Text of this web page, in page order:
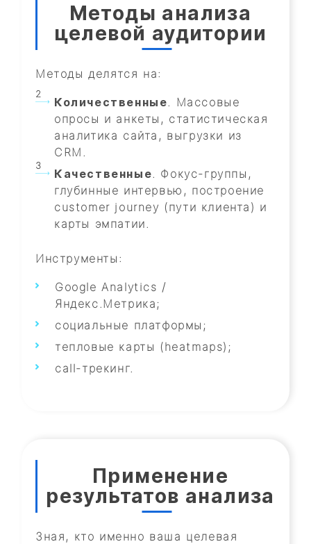
Методы анализа
целевой аудитории
Методы делятся на:
Количественные. Массовые
опросы и анкеты, статистическая
аналитика сайта, выгрузки из
CRM.
Качественные. Фокус-группы,
глубинные интервью, построение
customer journey (пути клиента) и
карты эмпатии.
Инструменты:
Google Analytics /
Яндекс.Метрика;
социальные платформы;
тепловые карты (heatmaps);
call-трекинг.
Применение
результатов анализа
Зная, кто именно ваша целевая